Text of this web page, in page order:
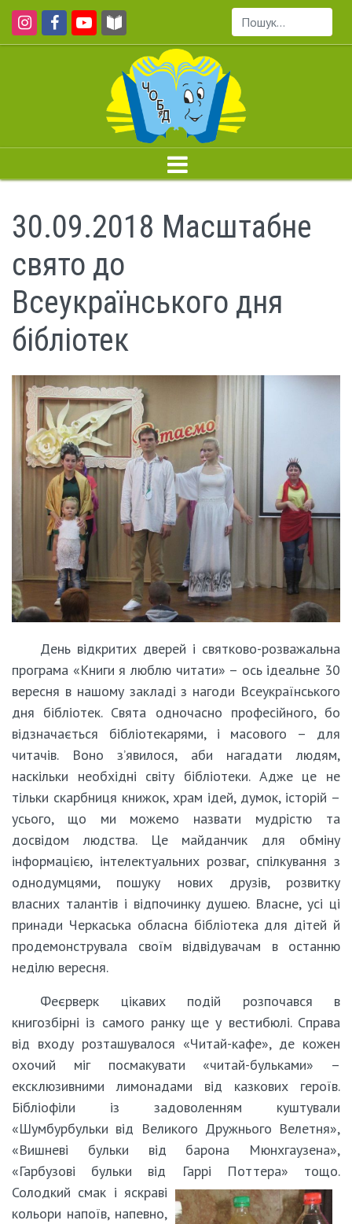
Пошук...
30.09.2018 Масштабне
свято до
Всеукраїнського дня
бібліотек
День відкритих дверей і святково-розважальна
програма «Книги я люблю читати» – ось ідеальне 30
вересня в нашому закладі з нагоди Всеукраїнського
дня бібліотек. Свята одночасно професійного, бо
відзначається бібліотекарями, і масового – для
читачів. Воно з’явилося, аби нагадати людям,
наскільки необхідні світу бібліотеки. Адже це не
тільки скарбниця книжок, храм ідей, думок, історій –
усього, що ми можемо назвати мудрістю та
досвідом людства. Це майданчик для обміну
інформацією, інтелектуальних розваг, спілкування з
однодумцями, пошуку нових друзів, розвитку
власних талантів і відпочинку душею. Власне, усі ці
принади Черкаська обласна бібліотека для дітей й
продемонструвала своїм відвідувачам в останню
неділю вересня.
Феєрверк цікавих подій розпочався в
книгозбірні із самого ранку ще у вестибюлі. Справа
від входу розташувалося «Читай-кафе», де кожен
охочий міг посмакувати «читай-бульками» –
ексклюзивними лимонадами від казкових героїв.
Бібліофіли із задоволенням куштували
«Шумбурбульки від Великого Дружнього Велетня»,
«Вишневі бульки від барона Мюнхгаузена»,
«Гарбузові бульки від Гаррі Поттера» тощо.
Солодкий смак і яскраві
кольори напоїв, напевно,